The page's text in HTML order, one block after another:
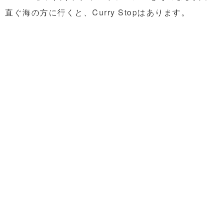
直ぐ海の方に行くと、Curry Stopはあります。